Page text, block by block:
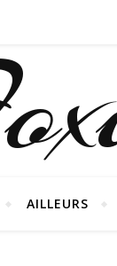
AILLEURS